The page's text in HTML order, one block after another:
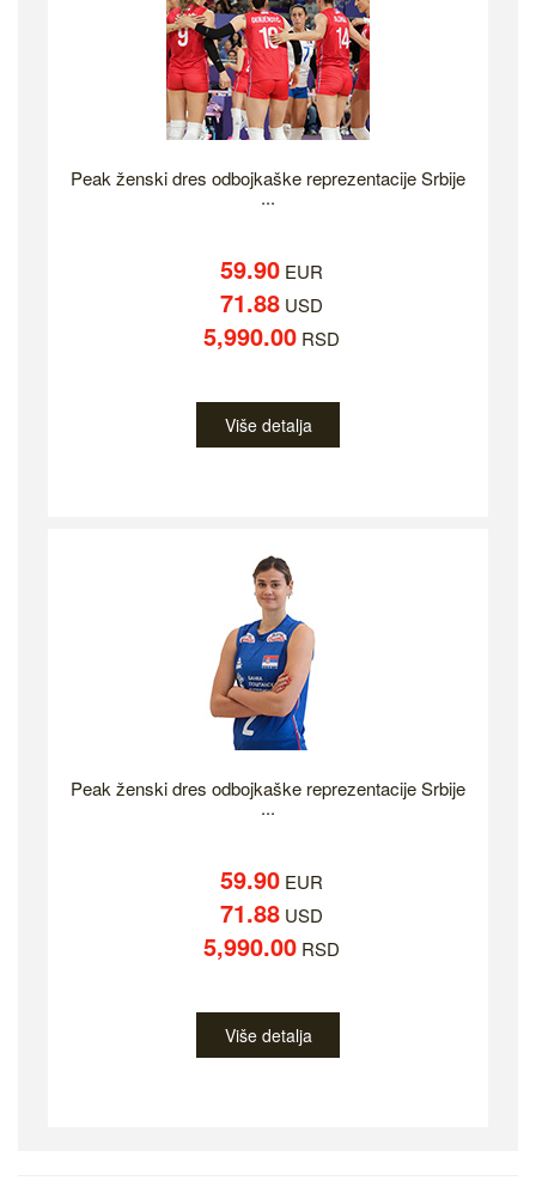
Peak ženski dres odbojkaške reprezentacije Srbije
...
59.90EUR
71.88USD
5,990.00RSD
Više detalja
Peak ženski dres odbojkaške reprezentacije Srbije
...
59.90EUR
71.88USD
5,990.00RSD
Više detalja